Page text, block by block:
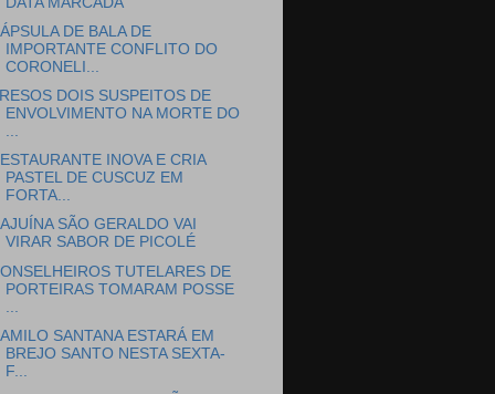
DE BALA DE
IMPORTANTE CONFLITO DO
CORONELI...
DOIS SUSPEITOS DE
ENVOLVIMENTO NA MORTE DO
...
INOVA E CRIA
PASTEL DE CUSCUZ EM
FORTA...
SÃO GERALDO VAI
VIRAR SABOR DE PICOLÉ
TUTELARES DE
PORTEIRAS TOMARAM POSSE
SANTANA ESTARÁ EM
BREJO SANTO NESTA SEXTA-
F...